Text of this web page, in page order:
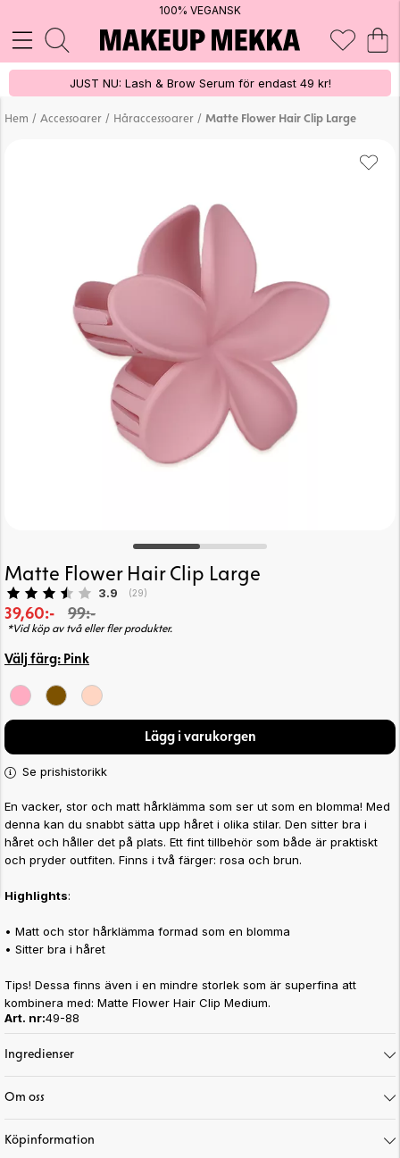
100% VEGANSK
JUST NU: Lash & Brow Serum för endast 49 kr!
Hem / Accessoarer / Håraccessoarer / Matte Flower Hair Clip Large
Matte Flower Hair Clip Large
Snittbetyg:
3.9 (röster:
29)
39,60:- 99:-
*Vid köp av två eller fler produkter.
Välj färg: Pink
Lägg i varukorgen
Se prishistorikk
En vacker, stor och matt hårklämma som ser ut som en blomma! Med
denna kan du snabbt sätta upp håret i olika stilar. Den sitter bra i
håret och håller det på plats. Ett fint tillbehör som både är praktiskt
och pryder outfiten. Finns i två färger: rosa och brun.
Highlights:
• Matt och stor hårklämma formad som en blomma
• Sitter bra i håret
Tips! Dessa finns även i en mindre storlek som är superfina att
kombinera med: Matte Flower Hair Clip Medium.
Art. nr:49-88
Ingredienser
Om oss
Köpinformation